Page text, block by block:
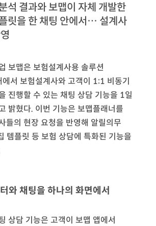
석 결과와 보맵이 자체 개발한
릿을 한 채팅 안에서… 설계사
보맵은 보험설계사용 솔루션
에서 보험설계사와 고객이 1:1 비동기
진행할 수 있는 채팅 상담 기능을 1일
밝혔다. 이번 기능은 보맵플래너를
들의 현장 요청을 반영해 알릴의무
템플릿 등 보험 상담에 특화된 기능을
와 채팅을 하나의 화면에서
상담 기능은 고객이 보맵 앱에서